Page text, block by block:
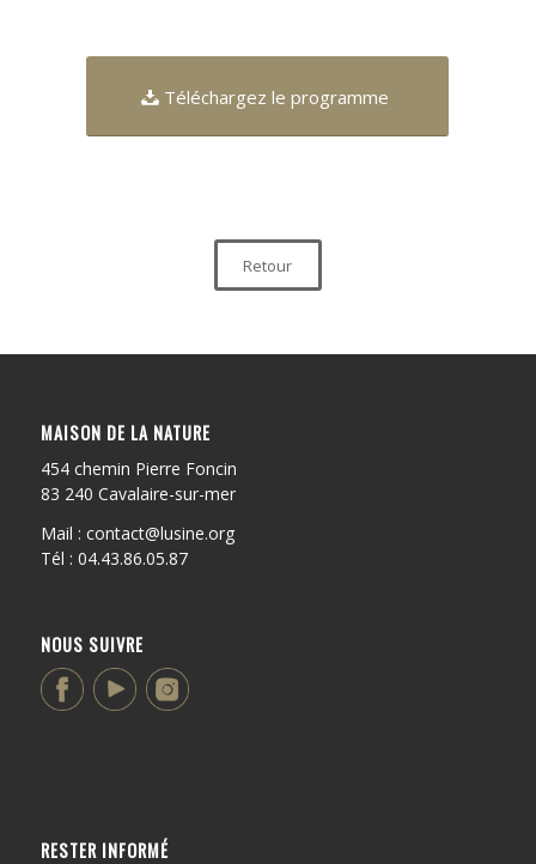
Téléchargez le programme
Retour
MAISON DE LA NATURE
454 chemin Pierre Foncin
83 240 Cavalaire-sur-mer
Mail : contact@lusine.org
Tél : 04.43.86.05.87
NOUS SUIVRE
RESTER INFORMÉ